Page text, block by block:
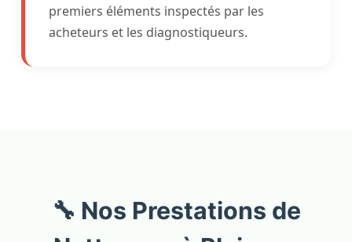
premiers éléments inspectés par les
acheteurs et les diagnostiqueurs.
🔧 Nos Prestations de